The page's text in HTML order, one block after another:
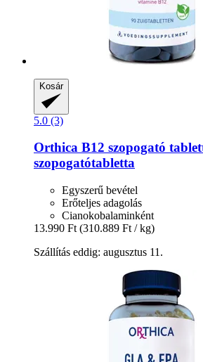
Kosár
5.0 (3)
Orthica B12 szopogató
szopogatótabletta
Egyszerű bevétel
Erőteljes adagolás
Cianokobalaminként
13.990 Ft (310.889 Ft / kg)
Szállítás eddig: augusztus 11.